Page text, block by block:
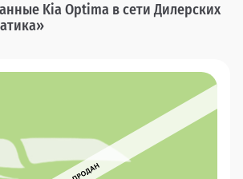
Kia Optima в сети Дилерских